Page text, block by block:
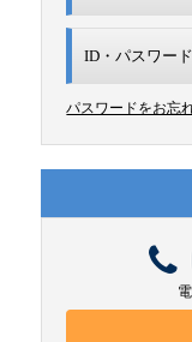
ID・パスワー
パスワードをお忘